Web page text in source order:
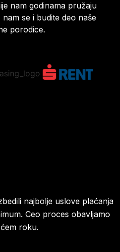
nam godinama pružaju
se i budite deo naše
porodice.
najbolje uslove plaćanja
Ceo proces obavljamo
roku.